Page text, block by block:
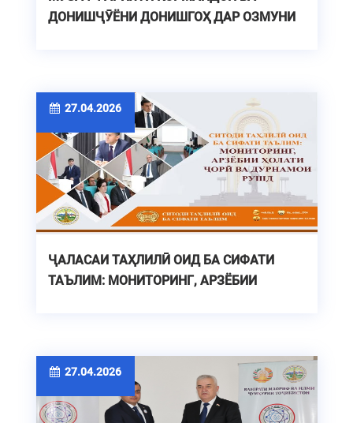
ДОНИШҶӮЁНИ ДОНИШГОҲ ДАР ОЗМУНИ
27.04.2026
ҶАЛАСАИ ТАҲЛИЛӢ ОИД БА СИФАТИ
ТАЪЛИМ: МОНИТОРИНГ, АРЗЁБИИ
27.04.2026